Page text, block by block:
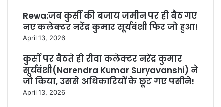
Rewa:जब कुर्सी की बजाय जमीन पर ही बैठ गए
नए कलेक्टर नरेंद्र कुमार सूर्यवंशी फिर जो हुआ!
April 13, 2026
कुर्सी पर बैठते ही रीवा कलेक्टर नरेंद्र कुमार
सूर्यवंशी(Narendra Kumar Suryavanshi) ने
जो किया, उससे अधिकारियों के छूट गए पसीने!
April 13, 2026